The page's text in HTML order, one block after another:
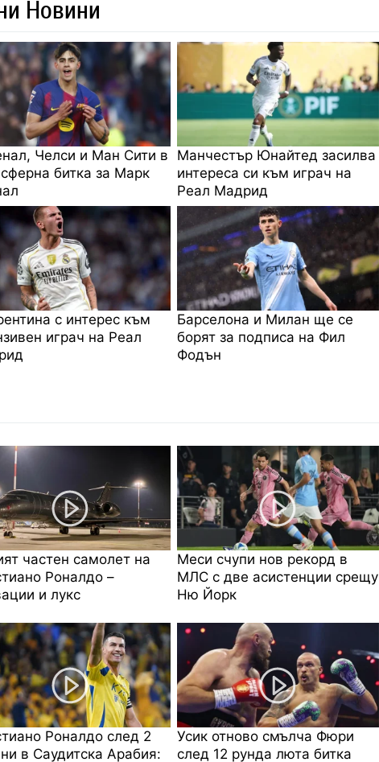
Новини
Челси и Ман Сити в
битка за Марк
Манчестър Юнайтед засилва
интереса си към играч на
Реал Мадрид
с интерес към
играч на Реал
Барселона и Милан ще се
борят за подписа на Фил
Фодън
частен самолет на
Роналдо –
и лукс
Меси счупи нов рекорд в
МЛС с две асистенции срещу
Ню Йорк
Роналдо след 2
в Саудитска Арабия:
Усик отново смълча Фюри
след 12 рунда люта битка